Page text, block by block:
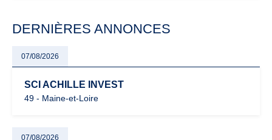
DERNIÈRES ANNONCES
07/08/2026
SCI ACHILLE INVEST
49 - Maine-et-Loire
07/08/2026